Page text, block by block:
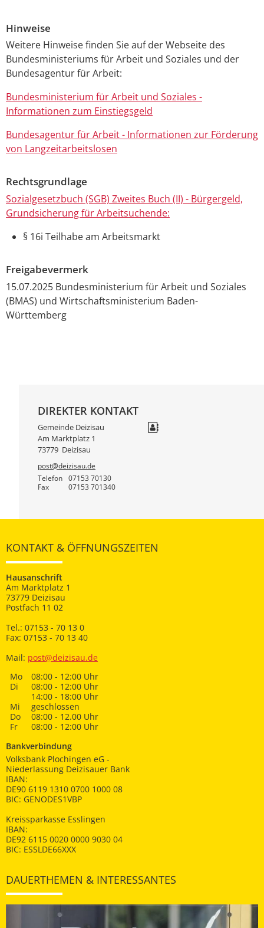
Hinweise
Weitere Hinweise finden Sie auf der Webseite des
Bundesministeriums für Arbeit und Soziales und der
Bundesagentur für Arbeit:
Bundesministerium für Arbeit und Soziales -
Informationen zum Einstiegsgeld
Bundesagentur für Arbeit - Informationen zur Förderung
von Langzeitarbeitslosen
Rechtsgrundlage
Sozialgesetzbuch (SGB) Zweites Buch (II) - Bürgergeld,
Grundsicherung für Arbeitsuchende:
§ 16i Teilhabe am Arbeitsmarkt
Freigabevermerk
15.07.2025 Bundesministerium für Arbeit und Soziales
(BMAS) und Wirtschaftsministerium Baden-
Württemberg
DIREKTER KONTAKT
Gemeinde Deizisau
Am Marktplatz 1
73779 Deizisau
post@deizisau.de
Telefon
07153 70130
Fax 07153 701340
KONTAKT & ÖFFNUNGSZEITEN
Hausanschrift
Am Marktplatz 1
73779 Deizisau
Postfach 11 02
Tel.: 07153 - 70 13 0
Fax: 07153 - 70 13 40
Mail: post@deizisau.de
Mo
08:00 - 12:00 Uhr
Di
08:00 - 12:00 Uhr
14:00 - 18:00 Uhr
Mi
geschlossen
Do
08:00 - 12.00 Uhr
Fr
08:00 - 12:00 Uhr
Bankverbindung
Volksbank Plochingen eG -
Niederlassung Deizisauer Bank
IBAN:
DE90 6119 1310 0700 1000 08
BIC: GENODES1VBP
Kreissparkasse Esslingen
IBAN:
DE92 6115 0020 0000 9030 04
BIC: ESSLDE66XXX
DAUERTHEMEN & INTERESSANTES